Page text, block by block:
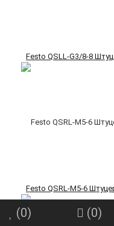
Festo QSLL-G3/8-8
Festo QSRL-M5-6
(0) (0)